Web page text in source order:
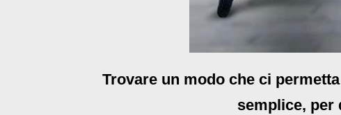
Trovare un modo che ci
semplice, per